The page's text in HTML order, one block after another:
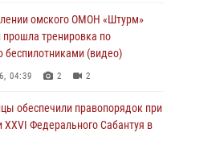
01:49 2
приняли участие в крестном
01:44 6
омского ОМОН «Штурм»
прошла тренировка по
беспилотниками (видео)
04:39 2 2
обеcпечили правопорядок при
XXVI Федерального Сабантуя в